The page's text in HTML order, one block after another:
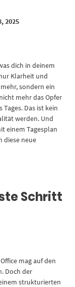
2025
dich in deinem
Klarheit und
sondern ein
mehr das Opfer
Das ist kein
werden. Und
einem Tagesplan
diese neue
Schritt
mag auf den
Doch der
strukturierten